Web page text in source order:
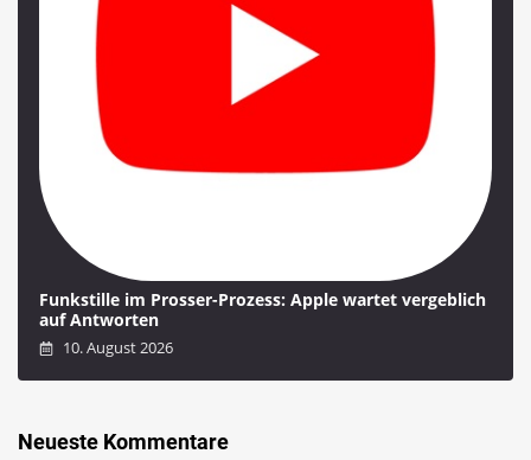
Funkstille im Prosser-Prozess: Apple wartet vergeblich
auf Antworten
10. August 2026
Neueste Kommentare